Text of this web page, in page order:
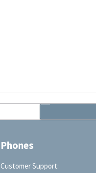
Phones
Customer Support: